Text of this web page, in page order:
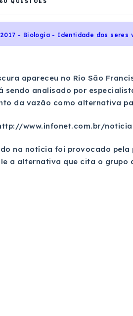
2017 - Biologia - Identidade dos seres
apareceu no Rio São
sendo analisado por
da vazão como alternativa
www.infonet.com.br/
na notícia foi provocado
a alternativa que cita o grupo